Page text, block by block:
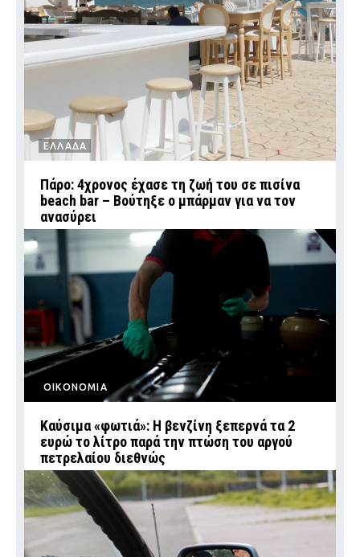
ΕΛΛΑΔΑ
Πάρο: 4χρονος έχασε τη ζωή του σε πισίνα
beach bar – Βούτηξε ο μπάρμαν για να τον
ανασύρει
ΟΙΚΟΝΟΜΙΑ
Καύσιμα «φωτιά»: Η βενζίνη ξεπερνά τα 2
ευρώ το λίτρο παρά την πτώση του αργού
πετρελαίου διεθνώς